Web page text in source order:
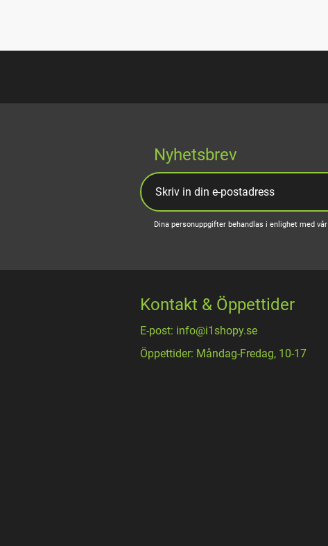
Nyhetsbrev
Dina personuppgifter behandlas i enlighet med vår
Kontakt & Öppettider
E-post: info@i1shopy.se
Öppettider: Måndag-Fredag, 10-17